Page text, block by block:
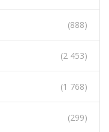
(888)
(2 453)
(1 768)
(299)